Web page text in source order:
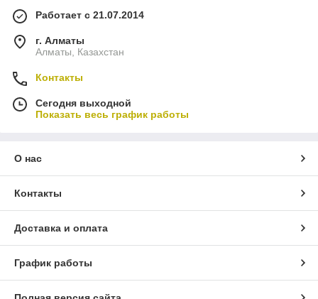
Работает с 21.07.2014
г. Алматы
Алматы, Казахстан
Контакты
Сегодня выходной
Показать весь график работы
О нас
Контакты
Доставка и оплата
График работы